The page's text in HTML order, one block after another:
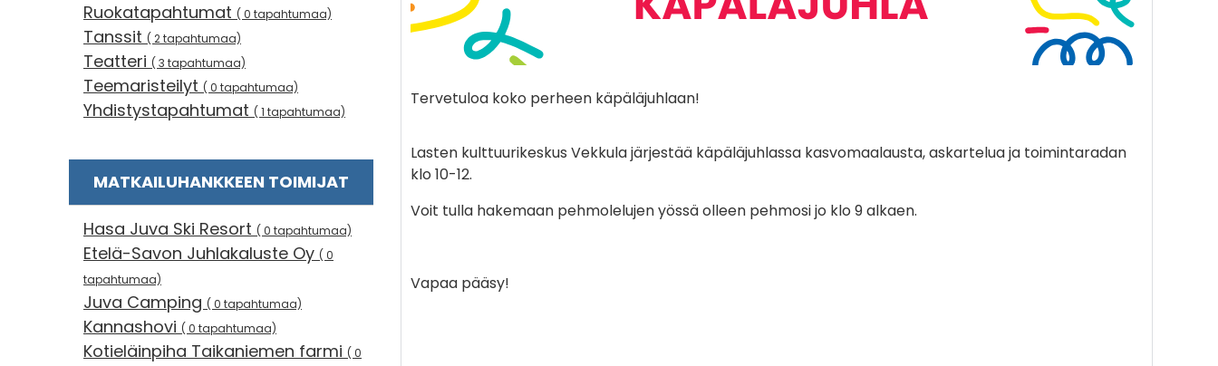
Ruokatapahtumat ( 0 tapahtumaa)
Tanssit ( 2 tapahtumaa)
Teatteri ( 3 tapahtumaa)
Teemaristeilyt ( 0 tapahtumaa)
Yhdistystapahtumat ( 1 tapahtumaa)
MATKAILUHANKKEEN TOIMIJAT
Hasa Juva Ski Resort ( 0 tapahtumaa)
Etelä-Savon Juhlakaluste Oy ( 0
tapahtumaa)
Juva Camping ( 0 tapahtumaa)
Kannashovi ( 0 tapahtumaa)
Kotieläinpiha Taikaniemen farmi ( 0
Tervetuloa koko perheen käpäläjuhlaan!
Lasten kulttuurikeskus Vekkula järjestää käpäläjuhlassa kasvomaalausta, askartelua ja toimintaradan
klo 10-12.
Voit tulla hakemaan pehmolelujen yössä olleen pehmosi jo klo 9 alkaen.
Vapaa pääsy!